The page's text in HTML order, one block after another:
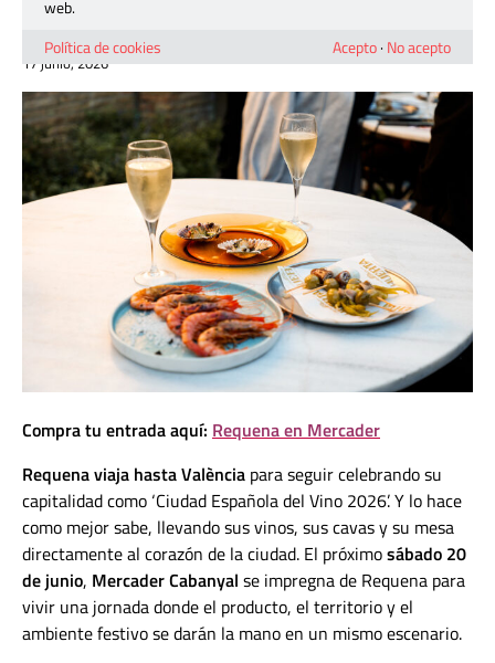
para brindar por Requena
17 junio, 2026
Compra tu entrada aquí: Requena en Mercader
Requena viaja hasta València para seguir celebrando su
capitalidad como ‘Ciudad Española del Vino 2026’. Y lo hace
como mejor sabe, llevando sus vinos, sus cavas y su mesa
directamente al corazón de la ciudad. El próximosábado 20
de junio, Mercader Cabanyal se impregna de Requena para
vivir una jornada donde el producto, el territorio y el
ambiente festivo se darán la mano en un mismo escenario.
web.
Política de cookies
Acepto· No acepto